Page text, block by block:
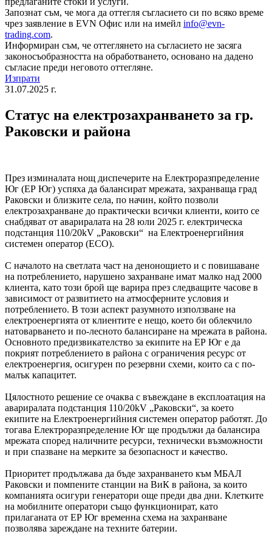
Запознат съм, че мога да оттегля съгласието си по всяко време
чрез заявление в EVN Офис или на имейл info@evn-
trading.com.
Информиран съм, че оттеглянето на съгласието не засяга
законосъобразността на обработването, основано на дадено
съгласие преди неговото оттегляне.
Изпрати
31.07.2025 г.
Статус на електрозахранването за гр.
Раковски и района
През изминалата нощ диспечерите на Електроразпределение
Юг (ЕР Юг) успяха да балансират мрежата, захранваща град
Раковски и близките села, по начин, който позволи
електрозахранване до практически всички клиенти, които се
снабдяват от авариралата на 28 юли 2025 г. електрическа
подстанция 110/20kV „Раковски“ на Електроенергийния
системен оператор (ЕСО).
С началото на светлата част на денонощието и с повишаване
на потреблението, нарушено захранване имат малко над 2000
клиента, като този брой ще варира през следващите часове в
зависимост от развитието на атмосферните условия и
потреблението. В този аспект разумното използване на
електроенергията от клиентите е нещо, което би облекчило
натоварването и по-лесното балансиране на мрежата в района.
Основното предизвикателство за екипите на ЕР Юг е да
покрият потреблението в района с ограничения ресурс от
електроенергия, осигурен по резервни схеми, които са с по-
малък капацитет.
Цялостното решение се очаква с въвеждане в експлоатация на
авариралата подстанция 110/20kV „Раковски“, за което
екипите на Електроенергийния системен оператор работят. До
тогава Електроразпределение Юг ще продължи да балансира
мрежата според наличните ресурси, технически възможности
и при спазване на мерките за безопасност и качество.
Приоритет продължава да бъде захранването към МБАЛ
Раковски и помпените станции на ВиК в района, за които
компанията осигури генератори още преди два дни. Клетките
на мобилните оператори също функционират, като
прилаганата от ЕР Юг временна схема на захранване
позволява зареждане на техните батерии.